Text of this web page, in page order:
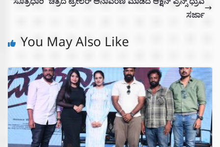
ಸರ್ಜಾ
You May Also Like